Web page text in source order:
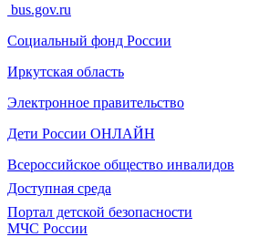
bus.gov.ru
Социальный фонд России
Иркутская область
Электронное правительство
Дети России ОНЛАЙН
Всероссийское общество инвалидов
Доступная среда
Портал детской безопасности
МЧС России